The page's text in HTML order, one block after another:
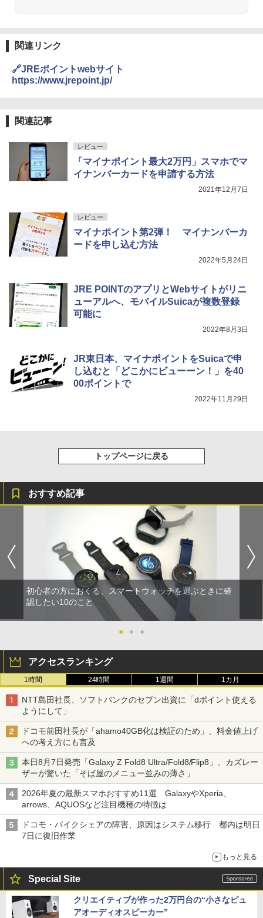
関連リンク
🔗JREポイントwebサイト
https://www.jrepoint.jp/
関連記事
レビュー
「マイナポイント最大2万円」スマホでマ
イナンバーカードを申請する方法
2021年12月7日
レビュー
マイナポイント第2弾！ マイナンバーカ
ードを申し込む方法
2022年5月24日
JRE POINTのアプリとWebサイトがリニ
ューアルへ、モバイルSuicaが複数登録
可能に
2022年8月3日
JR東日本、マイナポイントをSuicaで申
し込むと「どこかにビューーン！」を40
00ポイントで
2022年11月29日
トップページに戻る
おすすめ記事
初心者の方におくる、スマートウォッチを選ぶときに確
認したい10のこと
● ● ●
アクセスランキング
1時間 24時間 1週間 1カ月
NTT島田社長、ソフトバンクのセブン出資に「dポイント使える
ようにして」
ドコモ前田社長が「ahamo40GB化は検証のため」、料金値上げ
への考え方にも言及
本日8月7日発売「Galaxy Z Fold8 Ultra/Fold8/Flip8」、カズレー
ザーが驚いた「そば屋のメニュー並みの薄さ」
2026年夏の最新スマホおすすめ11選 GalaxyやXperia、
arrows、AQUOSなど注目機種の特徴は
ドコモ・バイクシェアの障害、原因はシステム移行 都内は明日
7日に復旧作業
もっと見る
Special Site
クリエイティブが作った2万円台の“小さなピュ
アオーディオスピーカー”